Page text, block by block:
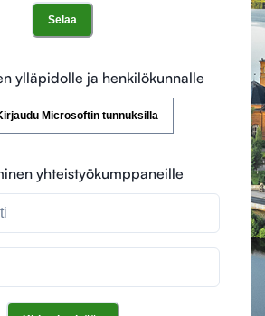
Selaa
ylläpidolle ja henkilökunnalle
Microsoftin tunnuksilla
yhteistyökumppaneille